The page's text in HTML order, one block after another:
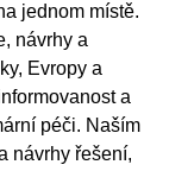
jednom místě.
návrhy a
Evropy a
a
péči. Naším
návrhy řešení,